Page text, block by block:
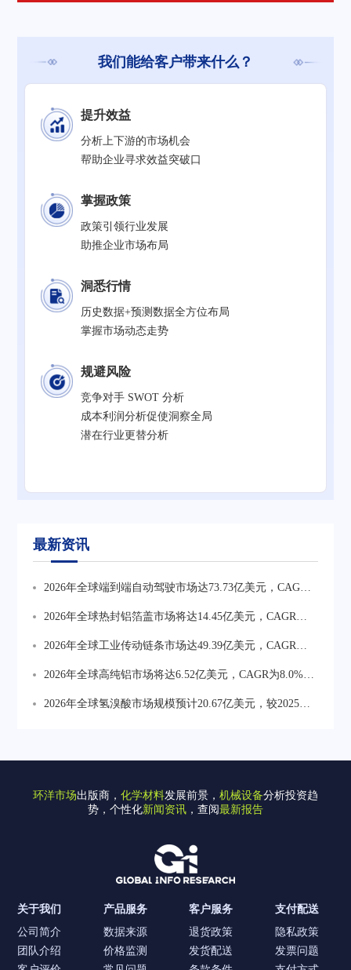
我们能给客户带来什么？
提升效益
分析上下游的市场机会
帮助企业寻求效益突破口
掌握政策
政策引领行业发展
助推企业市场布局
洞悉行情
历史数据+预测数据全方位布局
掌握市场动态走势
规避风险
竞争对手 SWOT 分析
成本利润分析促使洞察全局
潜在行业更替分析
最新资讯
2026年全球端到端自动驾驶市场达73.73亿美元，CAGR
壁垒。
2026年全球热封铝箔盖市场将达14.45亿美元，CAGR为
18%，化妆品及特殊包装占比约12%。
2026年全球工业传动链条市场达49.39亿美元，CAGR为
度长寿命产品。
2026年全球高纯铝市场将达6.52亿美元，CAGR为8.0%。
2026年全球氢溴酸市场规模预计20.67亿美元，较2025年
环洋市场出版商， 化学材料发展前景， 机械设备分析投资趋
势，个性化新闻资讯 ，查阅最新报告
关于我们
公司简介
团队介绍
产品服务
数据来源
价格监测
客户服务
退货政策
发货配送
支付配送
隐私政策
发票问题